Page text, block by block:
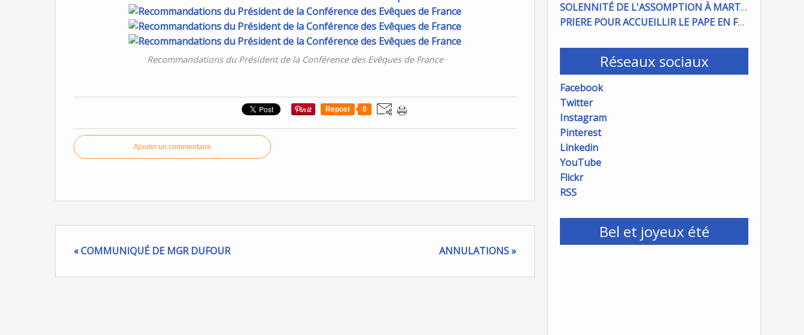
SOLENNITÉ DE L'ASSOMPTION À MARTIGUES ET PORT DE BOUC
PRIERE POUR ACCUEILLIR LE PAPE EN FRANCE
Réseaux sociaux
Facebook
Twitter
Instagram
Pinterest
Linkedin
YouTube
Flickr
RSS
Bel et joyeux été
Recommandations du Président de la Conférence des Evêques de France
Repost 0
Ajouter un commentaire
« COMMUNIQUÉ DE MGR DUFOUR ANNULATIONS »